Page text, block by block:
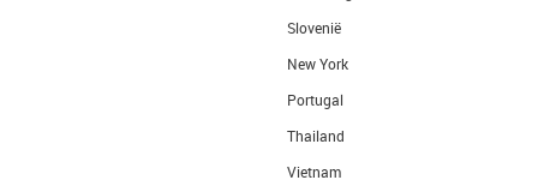
Slovenië
New York
Portugal
Thailand
Vietnam